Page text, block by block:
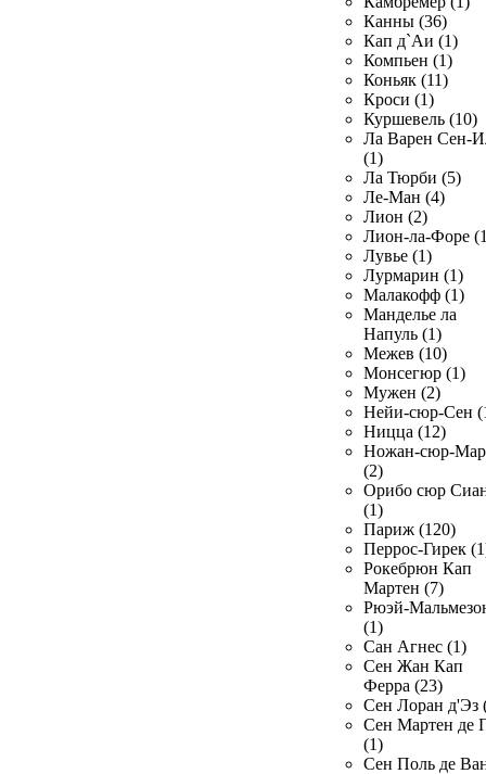
Канны (36)
Кап д`Аи (1)
Компьен (1)
Коньяк (11)
Кроси (1)
Куршевель (10)
Ла Варен Сен-
(1)
Ла Тюрби (5)
Ле-Ман (4)
Лион (2)
Лион-ла-Форе
Лувье (1)
Лурмарин (1)
Малакофф (1)
Манделье ла
Напуль (1)
Межев (10)
Монсегюр (1)
Мужен (2)
Нейи-сюр-Сен
Ницца (12)
Ножан-сюр-
(2)
Орибо сюр
(1)
Париж (120)
Перрос-Гирек
Рокебрюн Кап
Мартен (7)
Рюэй-
(1)
Сан Агнес (1)
Сен Жан Кап
Ферра (23)
Сен Лоран д'Эз
Сен Мартен де
(1)
Сен Поль де